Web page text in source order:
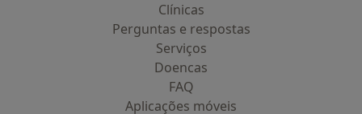
Clínicas
Perguntas e respostas
Serviços
Doencas
FAQ
Aplicações móveis